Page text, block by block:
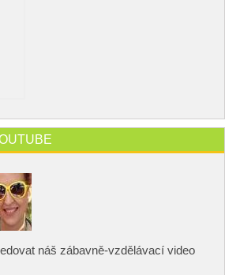
náš zábavně-vzdělávací video